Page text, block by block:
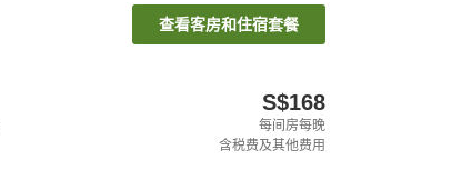
查看客房和住宿套餐
S$168
每间房每晚
含税费及其他费用